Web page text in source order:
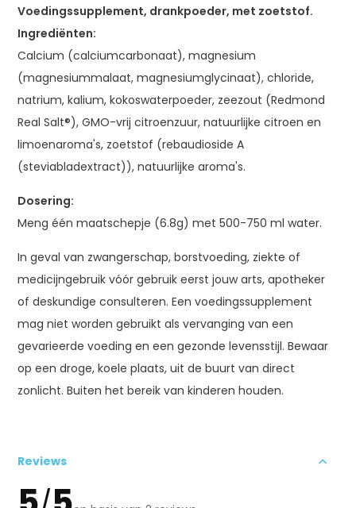
Voedingssupplement, drankpoeder, met zoetstof.
Ingrediënten:
Calcium (calciumcarbonaat), magnesium
(magnesiummalaat, magnesiumglycinaat), chloride,
natrium, kalium, kokoswaterpoeder, zeezout (Redmond
Real Salt®), GMO-vrij citroenzuur, natuurlijke citroen en
limoenaroma's, zoetstof (rebaudioside A
(steviabladextract)), natuurlijke aroma's.
Dosering:
Meng één maatschepje (6.8g) met 500-750 ml water.
In geval van zwangerschap, borstvoeding, ziekte of
medicijngebruik vóór gebruik eerst jouw arts, apotheker
of deskundige consulteren. Een voedingssupplement
mag niet worden gebruikt als vervanging van een
gevarieerde voeding en een gezonde levensstijl. Bewaar
op een droge, koele plaats, uit de buurt van direct
zonlicht. Buiten het bereik van kinderen houden.
Reviews